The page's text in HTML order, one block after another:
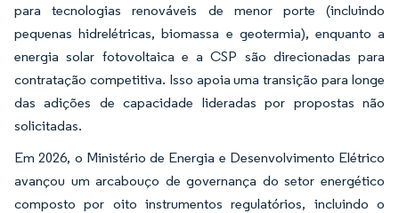
para tecnologias renováveis de menor porte (incluindo
pequenas hidrelétricas, biomassa e geotermia), enquanto a
energia solar fotovoltaica e a CSP são direcionadas para
contratação competitiva. Isso apoia uma transição para longe
das adições de capacidade lideradas por propostas não
solicitadas.
Em 2026, o Ministério de Energia e Desenvolvimento Elétrico
avançou um arcabouço de governança do setor energético
composto por oito instrumentos regulatórios, incluindo o